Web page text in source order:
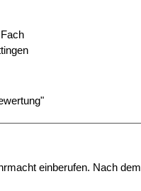
einberufen. Nach dem